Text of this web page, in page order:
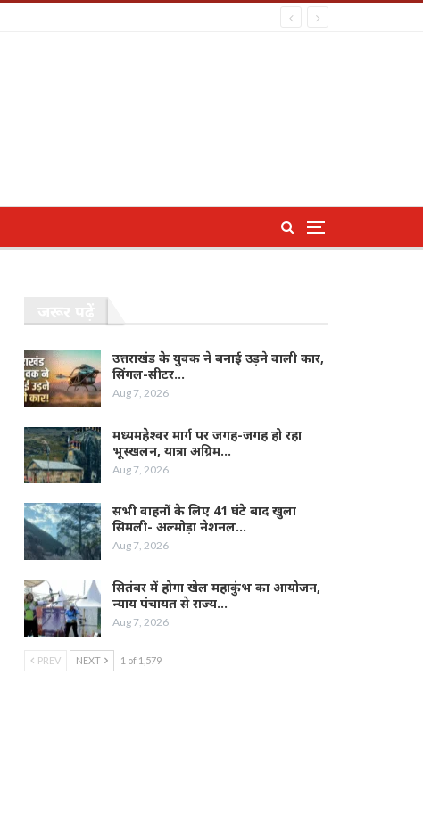
उत्तराखंड के युवक ने बनाई उड़ने वाली कार,
सिंगल-सीटर…
Aug 7, 2026
मध्यमहेश्वर मार्ग पर जगह-जगह हो रहा
भूस्खलन, यात्रा अग्रिम…
Aug 7, 2026
सभी वाहनों के लिए 41 घंटे बाद खुला
सिमली- अल्मोड़ा नेशनल…
Aug 7, 2026
सितंबर में होगा खेल महाकुंभ का आयोजन,
न्याय पंचायत से राज्य…
Aug 7, 2026
PREV NEXT 1 of 1,579